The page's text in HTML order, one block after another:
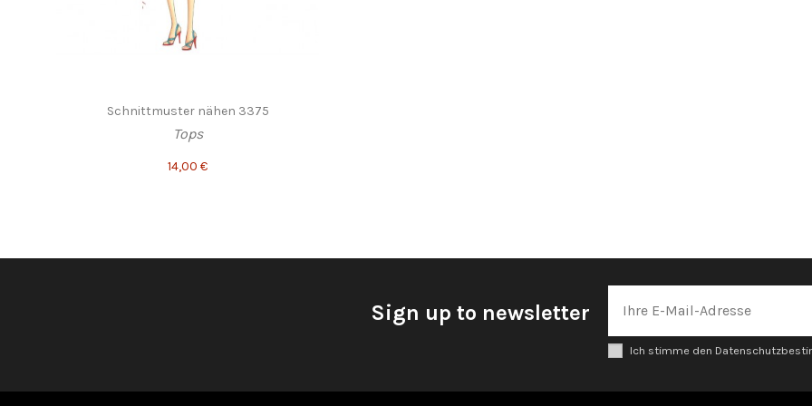
Schnittmuster nähen 3375
Tops
14,00 €
Sign up to newsletter
Ich stimme den